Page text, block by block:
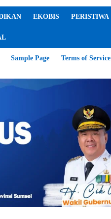
EKOBIS PERISTIWA
Sample Page Terms of Service